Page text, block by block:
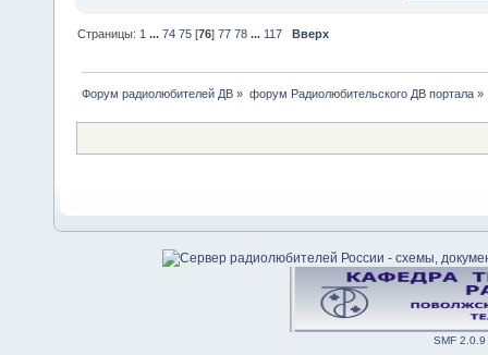
Страницы: 1 ...74 75 [76]77 78 ... 117 Вверх
Форум радиолюбителей ДВ » форум Радиолюбительского ДВ портала»
SMF 2.0.9